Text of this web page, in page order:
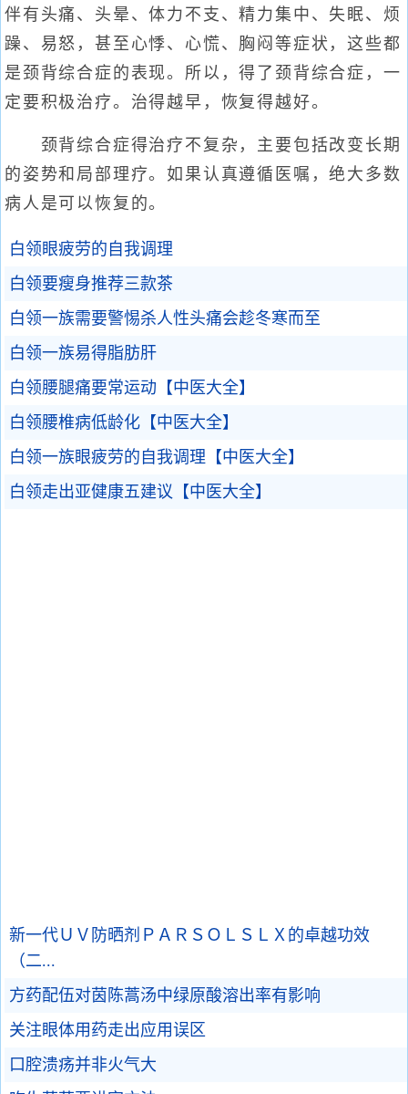
伴有头痛、头晕、体力不支、精力集中、失眠、烦
躁、易怒，甚至心悸、心慌、胸闷等症状，这些都
是颈背综合症的表现。所以，得了颈背综合症，一
定要积极治疗。治得越早，恢复得越好。
颈背综合症得治疗不复杂，主要包括改变长期
的姿势和局部理疗。如果认真遵循医嘱，绝大多数
病人是可以恢复的。
白领眼疲劳的自我调理
白领要瘦身推荐三款茶
白领一族需要警惕杀人性头痛会趁冬寒而至
白领一族易得脂肪肝
白领腰腿痛要常运动【中医大全】
白领腰椎病低龄化【中医大全】
白领一族眼疲劳的自我调理【中医大全】
白领走出亚健康五建议【中医大全】
新一代ＵＶ防晒剂ＰＡＲＳＯＬＳＬＸ的卓越功效
（二...
方药配伍对茵陈蒿汤中绿原酸溶出率有影响
关注眼体用药走出应用误区
口腔溃疡并非火气大